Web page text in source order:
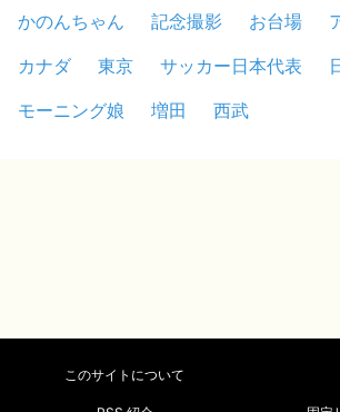
かのんちゃん
記念撮影 お台場
カナダ
東京 サッカー日本代表
モーニング娘
増田 西武
このサイトについて